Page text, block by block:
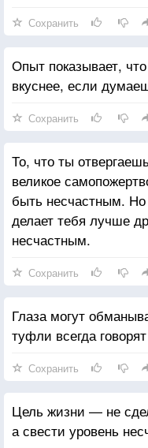
Сохранить
Опыт показывает,
вкуснее, если
Сохранить
То, что ты
великое
быть несчастным. Но
делает тебя лучше
несчастным.
Сохранить
Глаза могут
туфли всегда
Сохранить
Цель жизни — не
а свести уровень